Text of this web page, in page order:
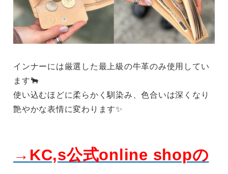
インナーには厳選した最上級の牛革のみ使用してい
ます🐂
使い込むほどに柔らかく馴染み、色合いは深くなり
艶やかな表情に変わります✨
→KC,s公式online shopの